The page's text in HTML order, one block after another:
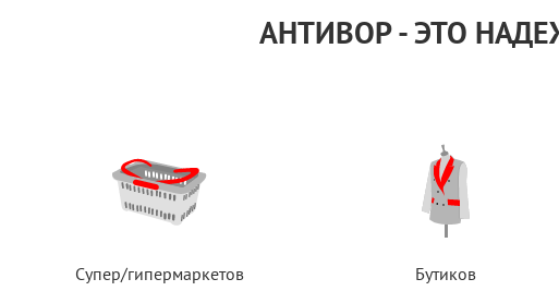
АНТИВОР - ЭТО
Супер/гипермаркетов Бутиков